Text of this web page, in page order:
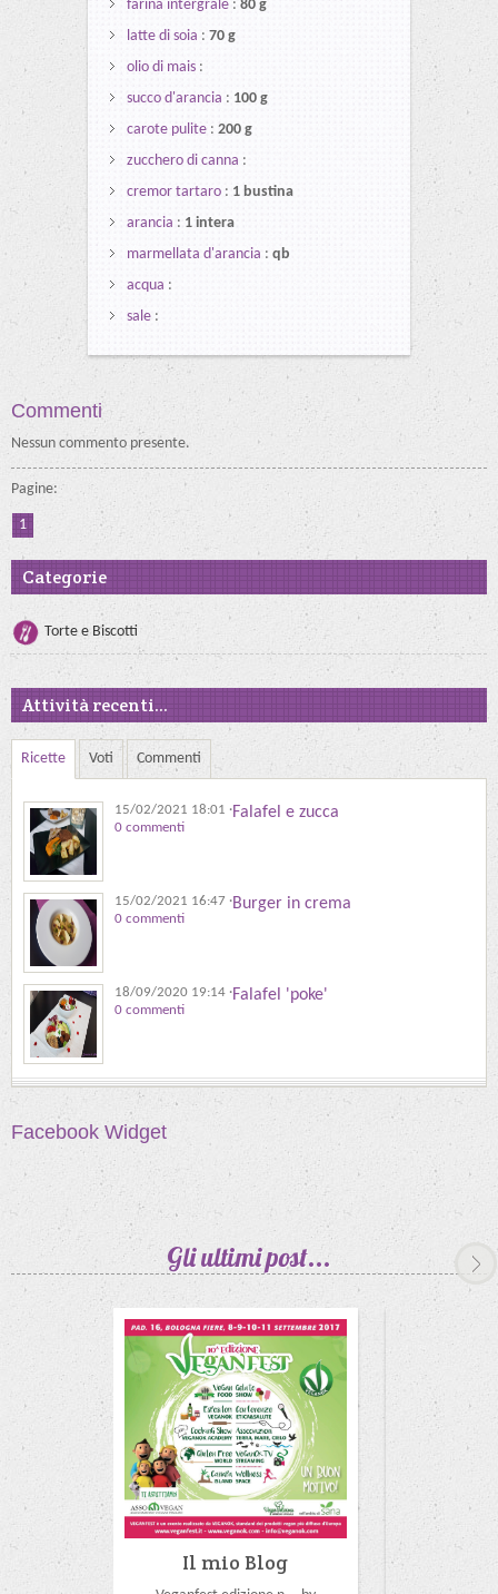
farina intergrale : 80 g
latte di soia : 70 g
olio di mais :
succo d'arancia : 100 g
carote pulite : 200 g
zucchero di canna :
cremor tartaro : 1 bustina
arancia : 1 intera
marmellata d'arancia : qb
acqua :
sale :
Commenti
Nessun commento presente.
Pagine:
1
Categorie
Torte e Biscotti
Attività recenti...
Ricette Voti Commenti
Falafel e zucca
15/02/2021 18:01 ·
0 commenti
Burger in crema
15/02/2021 16:47 ·
0 commenti
Falafel 'poke'
18/09/2020 19:14 ·
0 commenti
Facebook Widget
Gli ultimipost...
Il mio Blog